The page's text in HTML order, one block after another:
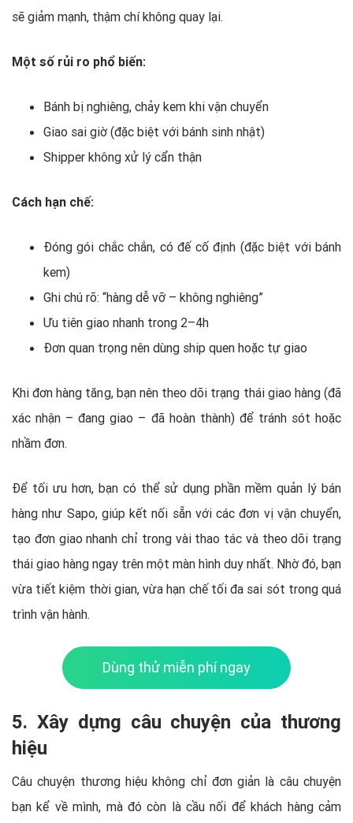
sẽ giảm mạnh, thậm chí không quay lại.
Một số rủi ro phổ biến:
Bánh bị nghiêng, chảy kem khi vận chuyển
Giao sai giờ (đặc biệt với bánh sinh nhật)
Shipper không xử lý cẩn thận
Cách hạn chế:
Đóng gói chắc chắn, có đế cố định (đặc biệt với bánh
kem)
Ghi chú rõ: “hàng dễ vỡ – không nghiêng”
Ưu tiên giao nhanh trong 2–4h
Đơn quan trọng nên dùng ship quen hoặc tự giao
Khi đơn hàng tăng, bạn nên theo dõi trạng thái giao hàng (đã
xác nhận – đang giao – đã hoàn thành) để tránh sót hoặc
nhầm đơn.
Để tối ưu hơn, bạn có thể sử dụng phần mềm quản lý bán
hàng như Sapo, giúp kết nối sẵn với các đơn vị vận chuyển,
tạo đơn giao nhanh chỉ trong vài thao tác và theo dõi trạng
thái giao hàng ngay trên một màn hình duy nhất. Nhờ đó, bạn
vừa tiết kiệm thời gian, vừa hạn chế tối đa sai sót trong quá
trình vận hành.
Dùng thử miễn phí ngay
5. Xây dựng câu chuyện của thương
hiệu
Câu chuyện thương hiệu không chỉ đơn giản là câu chuyện
bạn kể về mình, mà đó còn là cầu nối để khách hàng cảm